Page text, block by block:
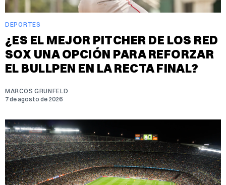
DEPORTES
¿ES EL MEJOR PITCHER DE LOS RED
SOX UNA OPCIÓN PARA REFORZAR
EL BULLPEN EN LA RECTA FINAL?
MARCOS GRUNFELD
7 de agosto de 2026